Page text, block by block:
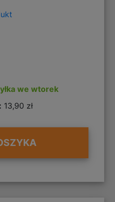
we wtorek
13,90 zł